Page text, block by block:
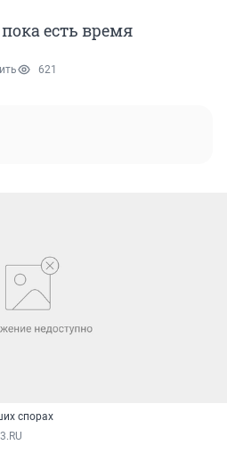
есть время
621
спорах